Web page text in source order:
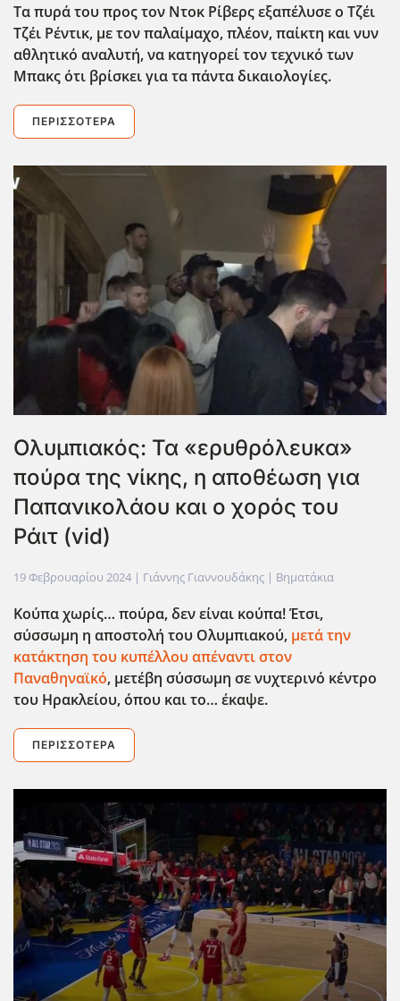
Τα πυρά του προς τον Ντοκ Ρίβερς εξαπέλυσε ο Τζέι
Τζέι Ρέντικ, με τον παλαίμαχο, πλέον, παίκτη και νυν
αθλητικό αναλυτή, να κατηγορεί τον τεχνικό των
Μπακς ότι βρίσκει για τα πάντα δικαιολογίες.
ΠΕΡΙΣΣΌΤΕΡΑ
Ολυμπιακός: Τα «ερυθρόλευκα»
πούρα της νίκης, η αποθέωση για
Παπανικολάου και ο χορός του
Ράιτ (vid)
19 Φεβρουαρίου 2024 | Γιάννης Γιαννουδάκης | Βηματάκια
Κούπα χωρίς… πούρα, δεν είναι κούπα! Έτσι,
σύσσωμη η αποστολή του Ολυμπιακού, μετά την
κατάκτηση του κυπέλλου απέναντι στον
Παναθηναϊκό, μετέβη σύσσωμη σε νυχτερινό κέντρο
του Ηρακλείου, όπου και το… έκαψε.
ΠΕΡΙΣΣΌΤΕΡΑ